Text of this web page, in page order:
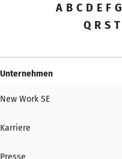
A B C D E F G
Q R S T
Unternehmen
New Work SE
Karriere
Presse